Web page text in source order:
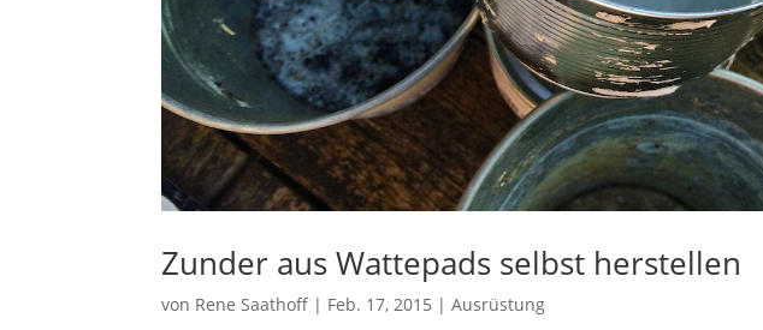
Zunder aus Wattepads selbst herstellen
von Rene Saathoff | Feb. 17, 2015 |Ausrüstung